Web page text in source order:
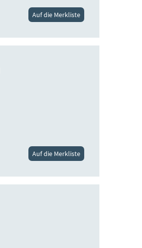
Auf die Merkliste
Auf die Merkliste